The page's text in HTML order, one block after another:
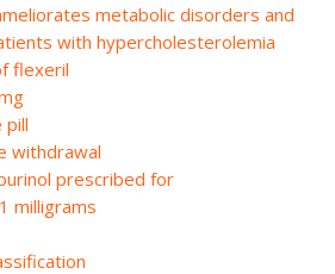
metabolic disorders and
with hypercholesterolemia
flexeril
pill
withdrawal
prescribed for
milligrams